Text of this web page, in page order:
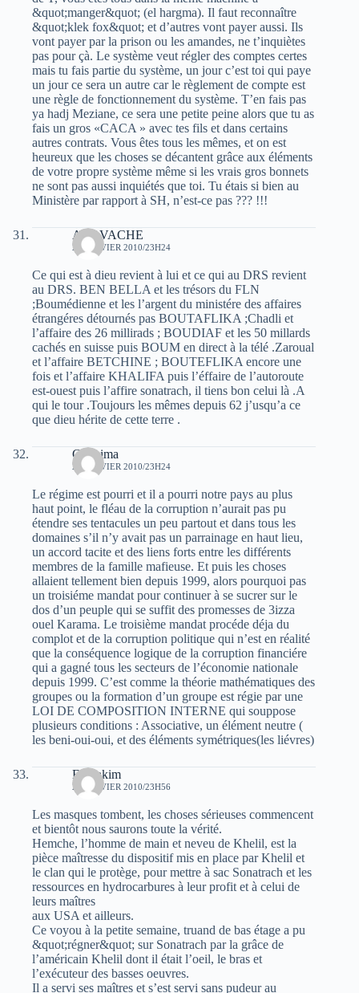
&quot;manger&quot; (el hargma). Il faut reconnaître
&quot;klek fox&quot; et d’autres vont payer aussi. Ils
vont payer par la prison ou les amandes, ne t’inquiètes
pas pour çà. Le système veut régler des comptes certes
mais tu fais partie du système, un jour c’est toi qui paye
un jour ce sera un autre car le règlement de compte est
une règle de fonctionnement du système. T’en fais pas
ya hadj Meziane, ce sera une petite peine alors que tu as
fais un gros «CACA » avec tes fils et dans certains
autres contrats. Vous êtes tous les mêmes, et on est
heureux que les choses se décantent grâce aux éléments
de votre propre système même si les vrais gros bonnets
ne sont pas aussi inquiétés que toi. Tu étais si bien au
Ministère par rapport à SH, n’est-ce pas ??? !!!
AKAVACHE
24 JANVIER 2010/23H24
Ce qui est à dieu revient à lui et ce qui au DRS revient
au DRS. BEN BELLA et les trésors du FLN
;Boumédienne et les l’argent du ministére des affaires
étrangéres détournés pas BOUTAFLIKA ;Chadli et
l’affaire des 26 millirads ; BOUDIAF et les 50 millards
cachés en suisse puis BOUM en direct à la télé .Zaroual
et l’affaire BETCHINE ; BOUTEFLIKA encore une
fois et l’affaire KHALIFA puis l’éffaire de l’autoroute
est-ouest puis l’affire sonatrach, il tiens bon celui là .A
qui le tour .Toujours les mêmes depuis 62 j’usqu’a ce
que dieu hérite de cette terre .
Ghanima
24 JANVIER 2010/23H24
Le régime est pourri et il a pourri notre pays au plus
haut point, le fléau de la corruption n’aurait pas pu
étendre ses tentacules un peu partout et dans tous les
domaines s’il n’y avait pas un parrainage en haut lieu,
un accord tacite et des liens forts entre les différents
membres de la famille mafieuse. Et puis les choses
allaient tellement bien depuis 1999, alors pourquoi pas
un troisiéme mandat pour continuer à se sucrer sur le
dos d’un peuple qui se suffit des promesses de 3izza
ouel Karama. Le troisième mandat procéde déja du
complot et de la corruption politique qui n’est en réalité
que la conséquence logique de la corruption financiére
qui a gagné tous les secteurs de l’économie nationale
depuis 1999. C’est comme la théorie mathématiques des
groupes ou la formation d’un groupe est régie par une
LOI DE COMPOSITION INTERNE qui souppose
plusieurs conditions : Associative, un élément neutre (
les beni-oui-oui, et des éléments symétriques(les liévres)
El Hakim
24 JANVIER 2010/23H56
Les masques tombent, les choses sérieuses commencent
et bientôt nous saurons toute la vérité.
Hemche, l’homme de main et neveu de Khelil, est la
pièce maîtresse du dispositif mis en place par Khelil et
le clan qui le protège, pour mettre à sac Sonatrach et les
ressources en hydrocarbures à leur profit et à celui de
leurs maîtres
aux USA et ailleurs.
Ce voyou à la petite semaine, truand de bas étage a pu
&quot;régner&quot; sur Sonatrach par la grâce de
l’américain Khelil dont il était l’oeil, le bras et
l’exécuteur des basses oeuvres.
Il a servi ses maîtres et s’est servi sans pudeur au